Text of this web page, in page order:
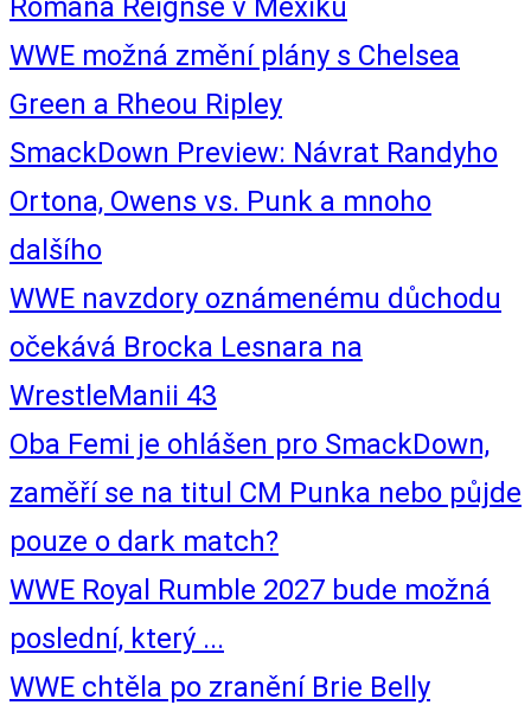
Romana Reignse v Mexiku
WWE možná změní plány s Chelsea
Green a Rheou Ripley
SmackDown Preview: Návrat Randyho
Ortona, Owens vs. Punk a mnoho
dalšího
WWE navzdory oznámenému důchodu
očekává Brocka Lesnara na
WrestleManii 43
Oba Femi je ohlášen pro SmackDown,
zaměří se na titul CM Punka nebo půjde
pouze o dark match?
WWE Royal Rumble 2027 bude možná
poslední, který ...
WWE chtěla po zranění Brie Belly